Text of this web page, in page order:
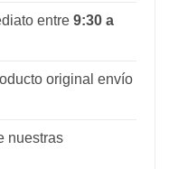
entre 9:30 a
original envío
nuestras